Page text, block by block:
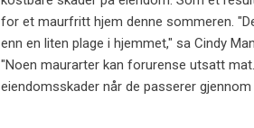
for et maurfritt hjem denne sommeren.
enn en liten plage i hjemmet," sa Cindy
"Noen maurarter kan forurense utsatt
eiendomsskader når de passerer